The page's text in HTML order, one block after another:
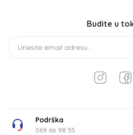
Budite u
Podrška
069 66 98 55